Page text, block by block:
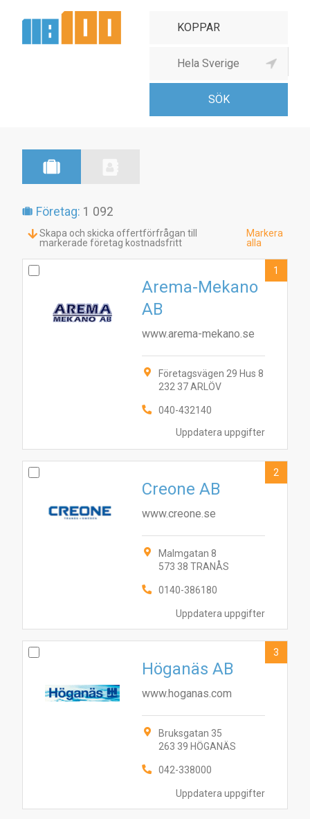
Kopparverk
Företag: 1 092
Skapa och skicka offertförfrågan till
markerade företag kostnadsfritt
Markera
alla
Uppdatera uppgifter
Arema-Mekano
AB
www.arema-mekano.se
Företagsvägen 29 Hus 8
232 37 ARLÖV
040-432140
1
Uppdatera uppgifter
Creone AB
www.creone.se
Malmgatan 8
573 38 TRANÅS
0140-386180
2
Uppdatera uppgifter
Höganäs AB
www.hoganas.com
Bruksgatan 35
263 39 HÖGANÄS
042-338000
3